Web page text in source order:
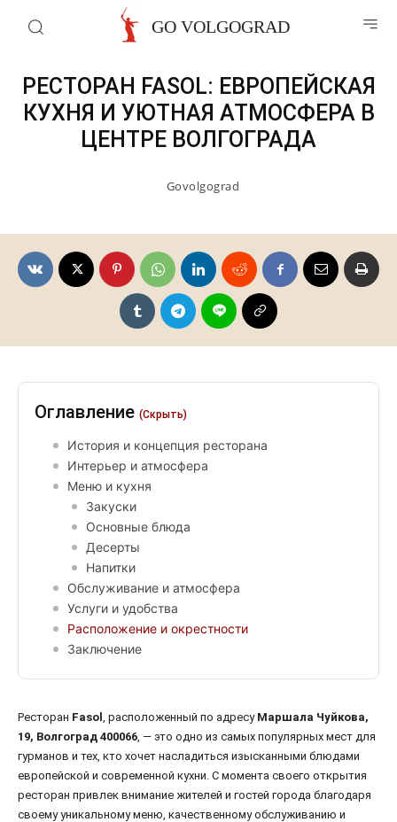
GO VOLGOGRAD
Рестораны и кафе
РЕСТОРАН FASOL: ЕВРОПЕЙСКАЯ
КУХНЯ И УЮТНАЯ АТМОСФЕРА В
ЦЕНТРЕ ВОЛГОГРАДА
Govolgograd
Оглавление (Скрыть)
История и концепция ресторана
Интерьер и атмосфера
Меню и кухня
Закуски
Основные блюда
Десерты
Напитки
Обслуживание и атмосфера
Услуги и удобства
Расположение и окрестности
Заключение
Ресторан Fasol , расположенный по адресу Маршала Чуйкова,
19, Волгоград 400066, — это одно из самых популярных мест для
гурманов и тех, кто хочет насладиться изысканными блюдами
европейской и современной кухни. С момента своего открытия
ресторан привлек внимание жителей и гостей города благодаря
своему уникальному меню, качественному обслуживанию и